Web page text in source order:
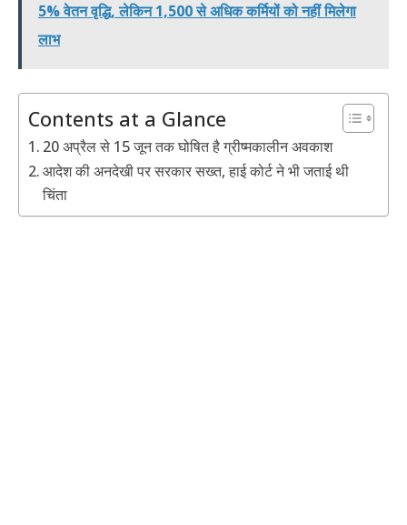
5% वेतन वृद्धि, लेकिन 1,500 से अधिक कर्मियों को नहीं मिलेगा
लाभ
Contents at a Glance
20 अप्रैल से 15 जून तक घोषित है ग्रीष्मकालीन अवकाश
आदेश की अनदेखी पर सरकार सख्त, हाई कोर्ट ने भी जताई थी
चिंता